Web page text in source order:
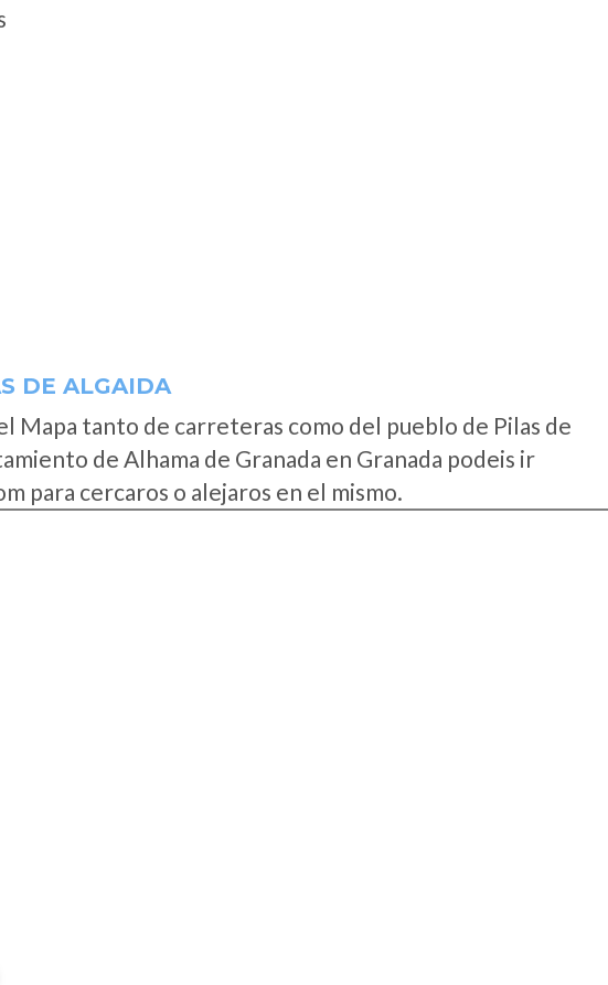
DE ALGAIDA
Mapa tanto de carreteras como del pueblo de Pilas de
de Alhama de Granada en Granada podeis ir
para cercaros o alejaros en el mismo.